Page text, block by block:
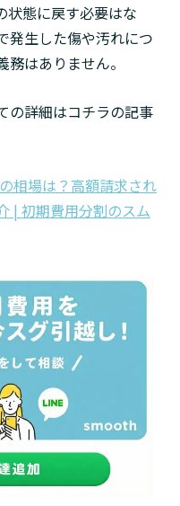
状態に戻す必要はな
発生した傷や汚れにつ
はありません。
の詳細はコチラの記事
相場は？高額請求され
| 初期費用分割のスム